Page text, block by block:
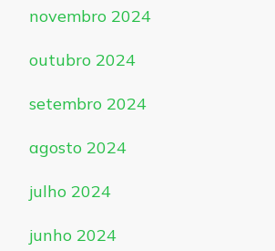
novembro 2024
outubro 2024
setembro 2024
agosto 2024
julho 2024
junho 2024